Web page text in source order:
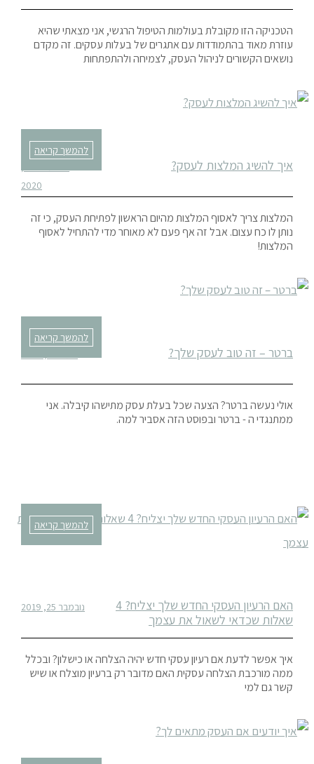
הטכניקה הזו מקובלת בעולמות הטיפול הרגשי, אני מצאתי שהיא
עוזרת מאוד בהתמודדות עם אתגרים של בעלות עסקים. זה מקדם
נושאים הקשורים לניהול העסק, לצמיחה ולהתפתחות
להמשך קריאה
איך להשיג המלצות לעסק?
2020
המלצות צריך לאסוף המלצות מהיום הראשון לפתיחת העסק, כי זה
נותן לו כח עצום. אבל זה אף פעם לא מאוחר מדי להתחיל לאסוף
המלצות!
להמשך קריאה
ברטר – זה טוב לעסק שלך?
אולי נעשה ברטר? הצעה שכל בעלת עסק מתישהו קיבלה. אני
ממתנגדי ה - ברטר ובפוסט הזה אסביר למה.
להמשך קריאה
האם הרעיון העסקי החדש שלך יצליח? 4
שאלות שכדאי לשאול את עצמך
נובמבר 25, 2019
איך אפשר לדעת אם רעיון עסקי חדש יהיה הצלחה או כישלון? ובכלל
ממה מורכבת הצלחה עסקית האם מדובר רק ברעיון מוצלח או שיש
קשר גם למי